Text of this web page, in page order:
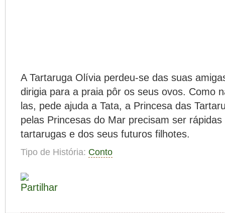
A Tartaruga Olívia perdeu-se das suas
dirigia para a praia pôr os seus ovos. Como
las, pede ajuda a Tata, a Princesa das
pelas Princesas do Mar precisam ser
tartarugas e dos seus futuros filhotes.
Tipo de História: Conto